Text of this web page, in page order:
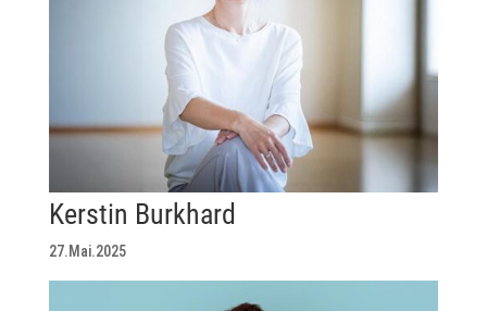
Kerstin Burkhard
27.Mai.2025